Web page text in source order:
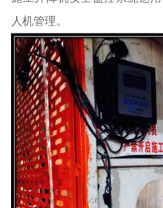
人机管理。